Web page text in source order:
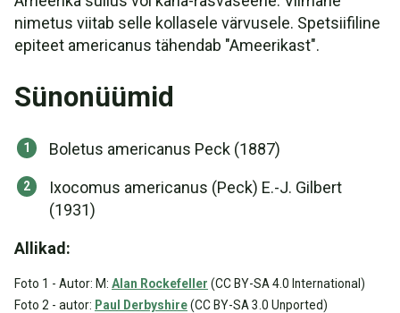
nimetus viitab selle kollasele värvusele. Spetsiifiline
epiteet americanus tähendab "Ameerikast".
Sünonüümid
Boletus americanus Peck (1887)
Ixocomus americanus (Peck) E.-J. Gilbert
(1931)
Allikad:
Foto 1 - Autor: M: Alan Rockefeller (CC BY-SA 4.0 International)
Foto 2 - autor: Paul Derbyshire(CC BY-SA 3.0 Unported)